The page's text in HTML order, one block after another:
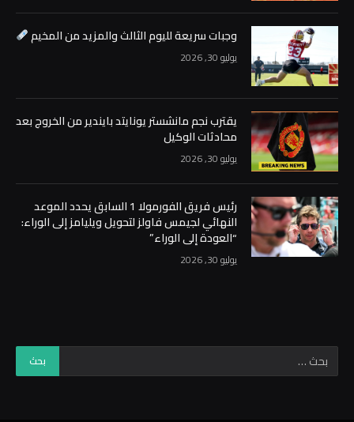
وجبات سريعة لليوم الثالث والمزيد من المخيم
يوليو 30, 2026
يقترب نجم مانشستر يونايتد بايندير من الخروج بعد
محادثات الوكيل
يوليو 30, 2026
رئيس فريق الفورمولا 1 السابق يحدد الموعد
النهائي لجيمس فاولز لتحويل ويليامز إلى الوراء:
“العودة إلى الوراء”
يوليو 30, 2026